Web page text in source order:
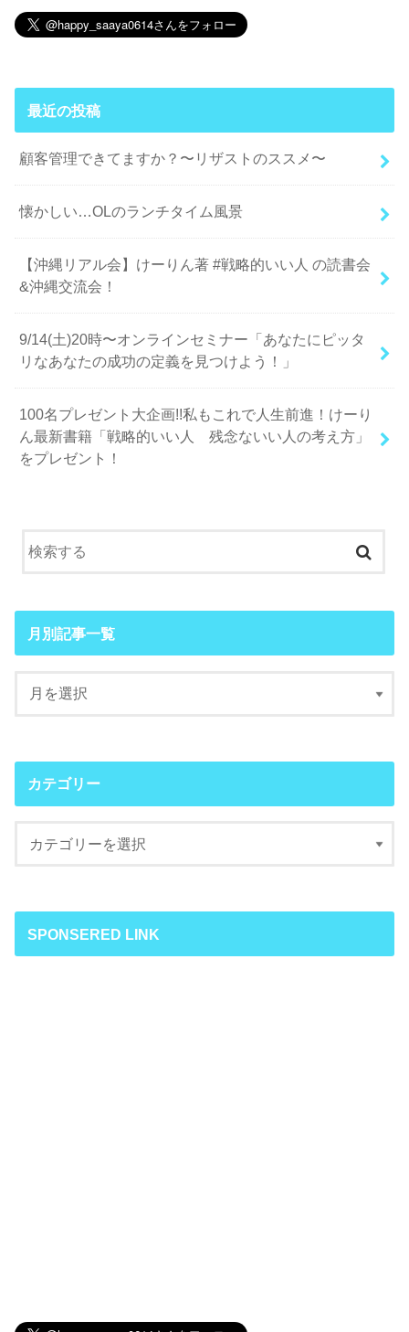
最近の投稿
顧客管理できてますか？〜リザストのススメ〜
懐かしい…OLのランチタイム風景
【沖縄リアル会】けーりん著 #戦略的いい人 の読書会
&沖縄交流会！
9/14(土)20時〜オンラインセミナー「あなたにピッタ
リなあなたの成功の定義を見つけよう！」
100名プレゼント大企画!!私もこれで人生前進！けーり
ん最新書籍「戦略的いい人 残念ないい人の考え方」
をプレゼント！
月別記事一覧
カテゴリー
SPONSERED LINK